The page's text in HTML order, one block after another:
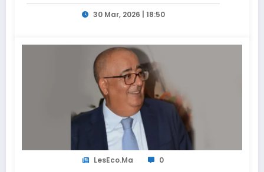
30 Mar, 2026 | 18:50
LesEco.ma 0